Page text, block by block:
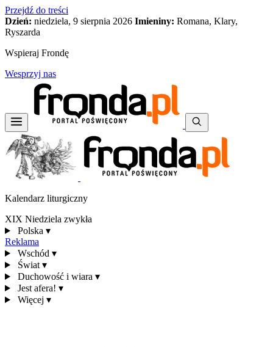
Przejdź do treści
Dzień: niedziela, 9 sierpnia 2026 Imieniny: Romana, Klary,
Ryszarda
Wspieraj Frondę
Wesprzyj nas
Kalendarz liturgiczny
XIX Niedziela zwykła
Polska ▾
Reklama
Wschód ▾
Świat ▾
Duchowość i wiara ▾
Jest afera! ▾
Więcej ▾